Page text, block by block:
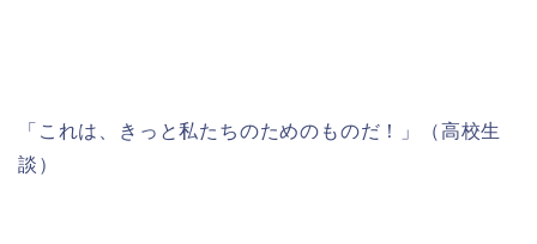
「これは、きっと私たちのためのものだ！」（高校生
談）